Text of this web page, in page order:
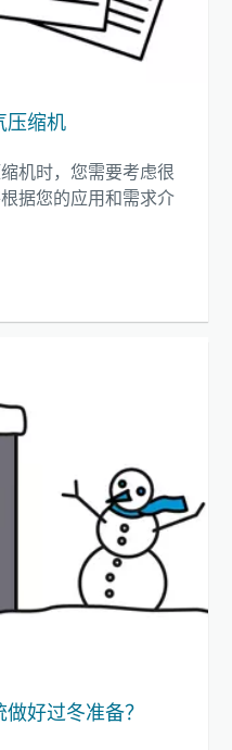
压缩机
机时，您需要考虑很
据您的应用和需求介
好过冬准备？